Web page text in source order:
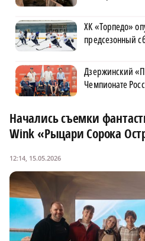
ХК «Торпедо»
предсезонный
Дзержинский
Чемпионате
Начались съемки
Wink «Рыцари Сорока
12:14, 15.05.2026